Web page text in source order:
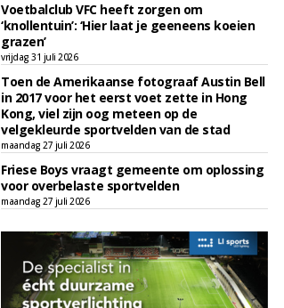
Voetbalclub VFC heeft zorgen om
‘knollentuin’: ‘Hier laat je geeneens koeien
grazen’
vrijdag 31 juli 2026
Toen de Amerikaanse fotograaf Austin Bell
in 2017 voor het eerst voet zette in Hong
Kong, viel zijn oog meteen op de
velgekleurde sportvelden van de stad
maandag 27 juli 2026
Friese Boys vraagt gemeente om oplossing
voor overbelaste sportvelden
maandag 27 juli 2026